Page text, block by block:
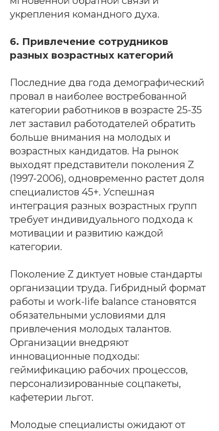
укрепления командного духа.
6. Привлечение сотрудников
разных возрастных категорий
Последние два года демографический
провал в наиболее востребованной
категории работников в возрасте 25-35
лет заставил работодателей обратить
больше внимания на молодых и
возрастных кандидатов. На рынок
выходят представители поколения Z
(1997-2006), одновременно растет доля
специалистов 45+. Успешная
интеграция разных возрастных групп
требует индивидуального подхода к
мотивации и развитию каждой
категории.
Поколение Z диктует новые стандарты
организации труда. Гибридный формат
работы и work-life balance становятся
обязательными условиями для
привлечения молодых талантов.
Организации внедряют
инновационные подходы:
геймификацию рабочих процессов,
персонализированные соцпакеты,
кафетерии льгот.
Молодые специалисты ожидают от